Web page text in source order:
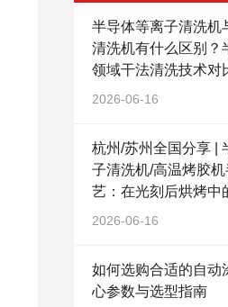
半导体等离子清洗机
清洗机有什么区别？
领域干法清洗技术对
2026-06-16
杭州/苏州全国分享 |
子清洗机/高温烤胶机
艺：在光刻后烘烤中
2026-06-16
如何选购合适的自动
心参数与选型指南